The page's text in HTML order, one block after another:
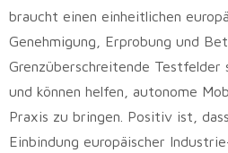
braucht einen einheitlichen
Genehmigung, Erprobung und
Grenzüberschreitende Testfelder
und können helfen, autonome
Praxis zu bringen. Positiv ist,
Einbindung europäischer